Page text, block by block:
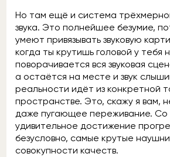
Но там ещё и система
звука. Это полнейшее безумие,
умеют привязывать звуковую
когда ты крутишь головой у тебя
поворачивается вся звуковая
а остаётся на месте и звук
реальности идёт из конкретной
пространстве. Это, скажу я вам,
даже пугающее переживание. Со
удивительное достижение
безусловно, самые крутые
совокупности качеств.